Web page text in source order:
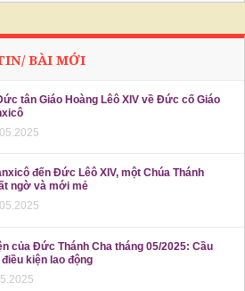
BÀI MỚI
tân Giáo Hoàng Lêô XIV về Đức cố Giáo
đến Đức Lêô XIV, một Chúa Thánh
ngờ và mới mẻ
của Đức Thánh Cha tháng 05/2025: Cầu
kiện lao động